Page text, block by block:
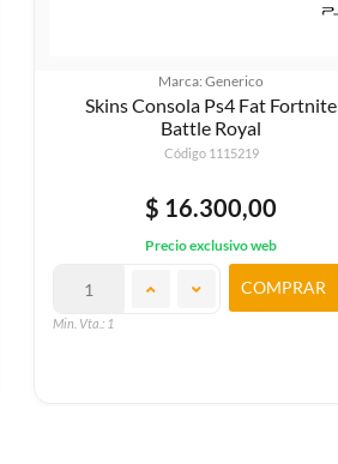
Marca: Generico
Skins Consola Ps4 Fat Fortnite
Battle Royal
Código 1115219
$ 16.300,00
Precio exclusivo web
Min. Vta.: 1
COMPRAR